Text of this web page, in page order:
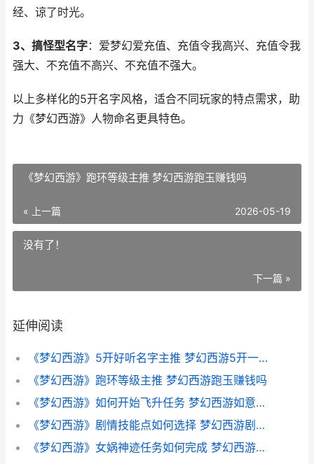
经、谅了时光。
3、搞怪型名字：爱梦幻爱充值、充值令我高兴、充值令我
强大、不充值不高兴、不充值不强大。
以上多样化的5开名字风格，适合不同玩家的特点需求，助
力《梦幻西游》人物命名更具特色。
《梦幻西游》跑环等级主推 梦幻西游跑玉赚钱吗
« 上一篇 2026-05-19
没有了！
下一篇 »
延伸阅读
《梦幻西游》5开好听名字主推 梦幻西游5开一个月能挣多少钱
《梦幻西游》跑环等级主推 梦幻西游跑玉赚钱吗
《梦幻西游》如何开始飞升任务 梦幻西游如意仙子套装效果
《梦幻西游》剧情技能点如何选择 梦幻西游剧情点获得剧情点表
《梦幻西游》女娲神迹任务如何完成 梦幻西游女儿村怎么加点